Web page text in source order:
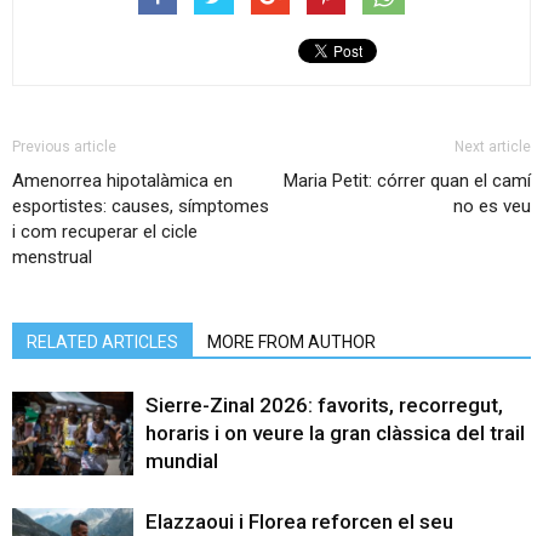
Previous article
Amenorrea hipotalàmica en
esportistes: causes, símptomes
i com recuperar el cicle
menstrual
Next article
Maria Petit: córrer quan el camí
no es veu
RELATED ARTICLES MORE FROM AUTHOR
Sierre-Zinal 2026: favorits, recorregut,
horaris i on veure la gran clàssica del trail
mundial
Elazzaoui i Florea reforcen el seu